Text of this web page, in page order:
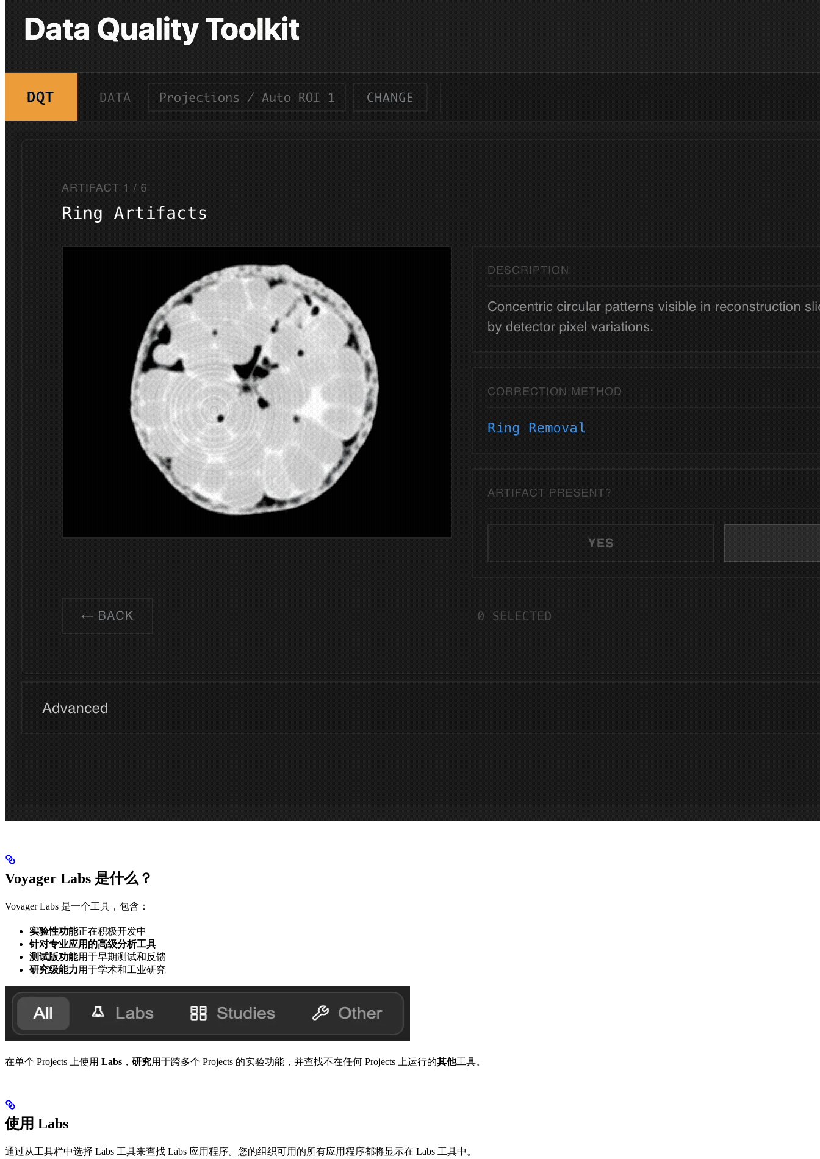
Voyager Labs 是什么？
Voyager Labs 是一个工具，包含：
实验性功能正在积极开发中
针对专业应用的高级分析工具
测试版功能用于早期测试和反馈
研究级能力用于学术和工业研究
在单个 Projects 上使用 Labs ， 研究用于跨多个 Projects 的实验功能，并查找不在任何 Projects 上运行的其他工具。
使用 Labs
通过从工具栏中选择 Labs 工具来查找 Labs 应用程序。您的组织可用的所有应用程序都将显示在 Labs 工具中。